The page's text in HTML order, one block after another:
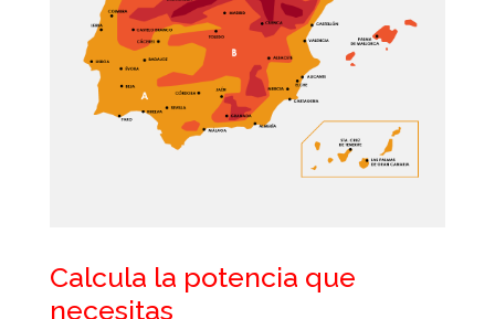
Calcula la potencia que
necesitas